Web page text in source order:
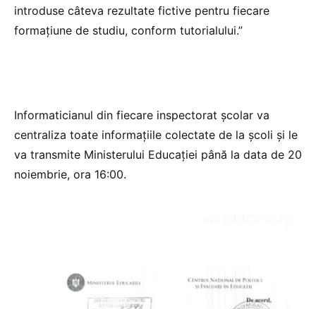
introduse câteva rezultate fictive pentru fiecare
formațiune de studiu, conform tutorialului.”
Informaticianul din fiecare inspectorat școlar va
centraliza toate informațiile colectate de la școli și le
va transmite Ministerului Educației până la data de 20
noiembrie, ora 16:00.